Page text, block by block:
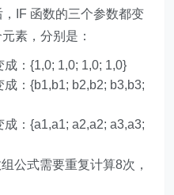
IF 函数的三个参数都变
元素，分别是：
：{1,0; 1,0; 1,0; 1,0}
：{b1,b1; b2,b2; b3,b3;
：{a1,a1; a2,a2; a3,a3;
公式需要重复计算8次，